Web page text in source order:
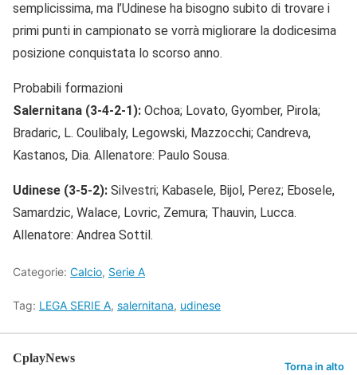
semplicissima, ma l’Udinese ha bisogno subito di trovare i
primi punti in campionato se vorrà migliorare la dodicesima
posizione conquistata lo scorso anno.
Probabili formazioni
Salernitana (3-4-2-1): Ochoa; Lovato, Gyomber, Pirola;
Bradaric, L. Coulibaly, Legowski, Mazzocchi; Candreva,
Kastanos, Dia. Allenatore: Paulo Sousa.
Udinese (3-5-2): Silvestri; Kabasele, Bijol, Perez; Ebosele,
Samardzic, Walace, Lovric, Zemura; Thauvin, Lucca.
Allenatore: Andrea Sottil.
Categorie: Calcio, Serie A
Tag: LEGA SERIE A, salernitana, udinese
CplayNews
Torna in alto